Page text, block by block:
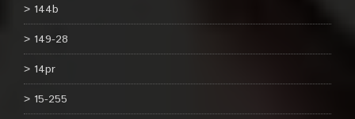
144b
149-28
14pr
15-255